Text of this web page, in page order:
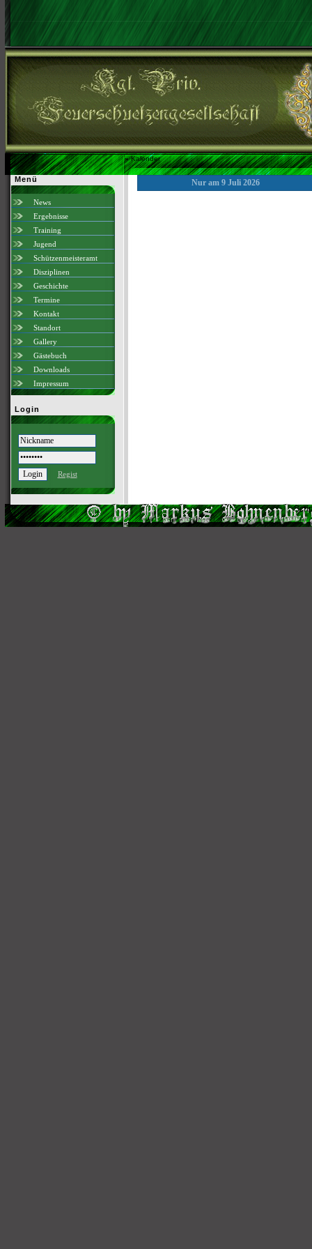
»Kalender
Menü
News
Ergebnisse
Training
Jugend
Schützenmeisteramt
Disziplinen
Geschichte
Termine
Kontakt
Standort
Gallery
Gästebuch
Downloads
Impressum
Login
Regist
Nur am 9 Juli 2026